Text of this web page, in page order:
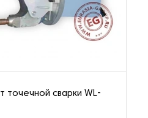
точечной сварки WL-